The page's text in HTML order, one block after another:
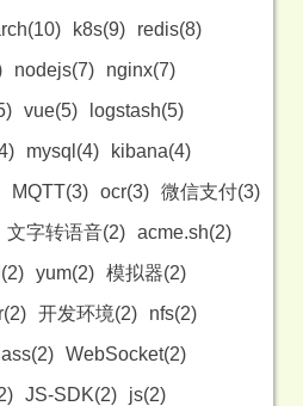
k8s(9)
redis(8)
nodejs(7)
nginx(7)
vue(5)
logstash(5)
mysql(4)
kibana(4)
MQTT(3) ocr(3) 微信支付(3)
文字转语音(2) acme.sh(2)
yum(2) 模拟器(2)
开发环境(2)
nfs(2)
WebSocket(2)
JS-SDK(2)
js(2)